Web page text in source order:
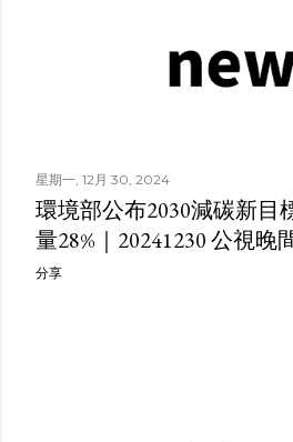
星期一, 12月 30, 2024
環境部公布2030減碳新目
量28%｜20241230 公視晚
分享